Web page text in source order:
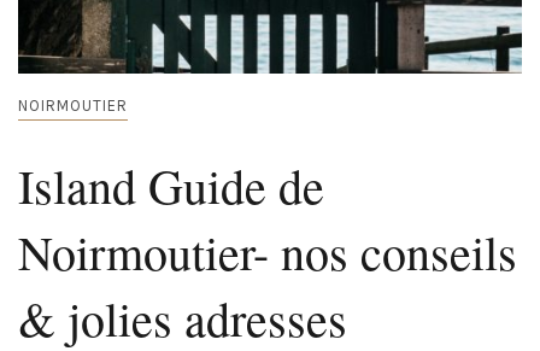
NOIRMOUTIER
Island Guide de
Noirmoutier- nos conseils
& jolies adresses